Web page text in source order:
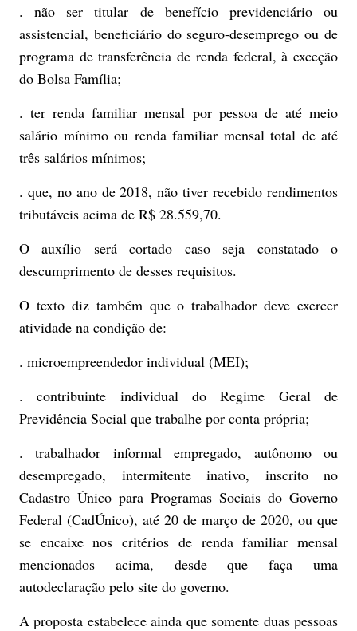
. não ser titular de benefício previdenciário ou
assistencial, beneficiário do seguro-desemprego ou de
programa de transferência de renda federal, à exceção
do Bolsa Família;
. ter renda familiar mensal por pessoa de até meio
salário mínimo ou renda familiar mensal total de até
três salários mínimos;
. que, no ano de 2018, não tiver recebido rendimentos
tributáveis acima de R$ 28.559,70.
O auxílio será cortado caso seja constatado o
descumprimento de desses requisitos.
O texto diz também que o trabalhador deve exercer
atividade na condição de:
. microempreendedor individual (MEI);
. contribuinte individual do Regime Geral de
Previdência Social que trabalhe por conta própria;
. trabalhador informal empregado, autônomo ou
desempregado, intermitente inativo, inscrito no
Cadastro Único para Programas Sociais do Governo
Federal (CadÚnico), até 20 de março de 2020, ou que
se encaixe nos critérios de renda familiar mensal
mencionados acima, desde que faça uma
autodeclaração pelo site do governo.
A proposta estabelece ainda que somente duas pessoas